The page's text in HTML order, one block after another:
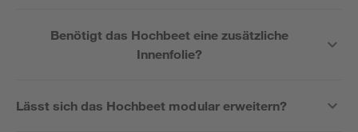
Benötigt das Hochbeet eine zusätzliche
Innenfolie?
Lässt sich das Hochbeet modular erweitern?